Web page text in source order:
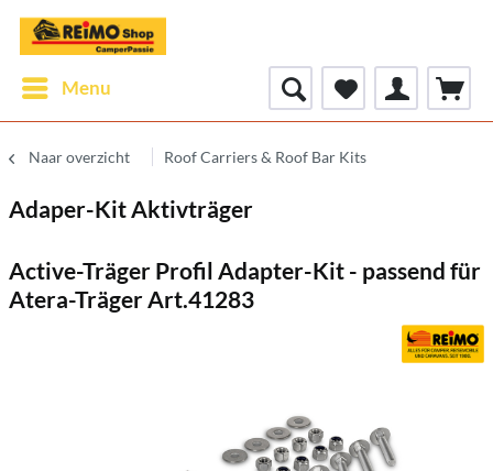
Menu
Naar overzicht Roof Carriers & Roof Bar Kits
Adaper-Kit Aktivträger
Active-Träger Profil Adapter-Kit - passend für
Atera-Träger Art.41283